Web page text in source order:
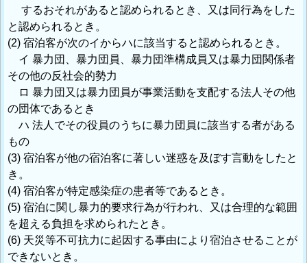
するおそれがあると認められるとき、又は同行為をした
と認められるとき。
(2) 宿泊客が次のイからハに該当すると認められるとき。
イ 暴力団、暴力団員、暴力団準構成員又は暴力団関係者
その他の反社会的勢力
ロ 暴力団又は暴力団員が事業活動を支配する法人その他
の団体であるとき
ハ 法人でその役員のうちに暴力団員に該当する者がある
もの
(3) 宿泊客が他の宿泊客に著しい迷惑を及ぼす言動をしたと
き。
(4) 宿泊客が特定感染症の患者等であるとき。
(5) 宿泊に関し暴力的要求行為が行われ、又は合理的な範囲
を超える負担を求められたとき。
(6) 天災等不可抗力に起因する事由により宿泊させることが
できないとき。